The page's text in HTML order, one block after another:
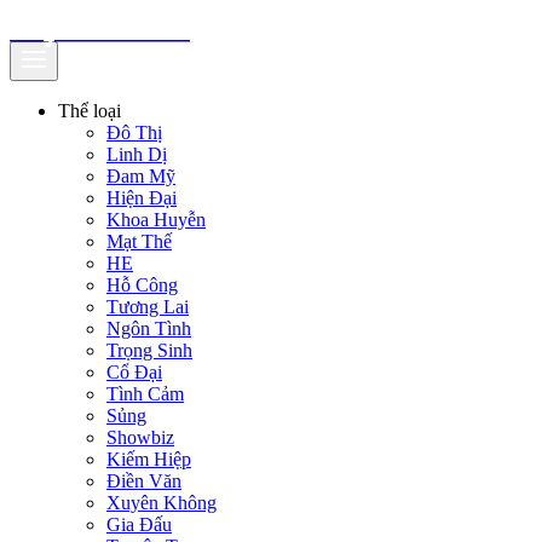
Thể loại
Đô Thị
Linh Dị
Đam Mỹ
Hiện Đại
Khoa Huyễn
Mạt Thế
HE
Hỗ Công
Tương Lai
Ngôn Tình
Trọng Sinh
Cổ Đại
Tình Cảm
Sủng
Showbiz
Kiếm Hiệp
Điền Văn
Xuyên Không
Gia Đấu